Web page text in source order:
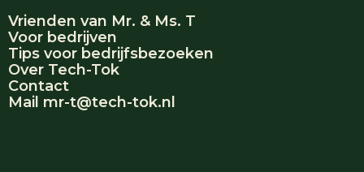
Vrienden van Mr. & Ms. T
Voor bedrijven
Tips voor bedrijfsbezoeken
Over Tech-Tok
Contact
Mail mr-t@tech-tok.nl